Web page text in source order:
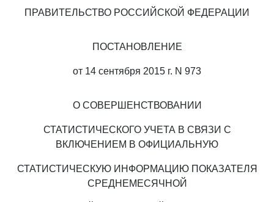
ПРАВИТЕЛЬСТВО РОССИЙСКОЙ ФЕДЕРАЦИИ
ПОСТАНОВЛЕНИЕ
от 14 сентября 2015 г. N 973
О СОВЕРШЕНСТВОВАНИИ
СТАТИСТИЧЕСКОГО УЧЕТА В СВЯЗИ С
ВКЛЮЧЕНИЕМ В ОФИЦИАЛЬНУЮ
СТАТИСТИЧЕСКУЮ ИНФОРМАЦИЮ ПОКАЗАТЕЛЯ
СРЕДНЕМЕСЯЧНОЙ